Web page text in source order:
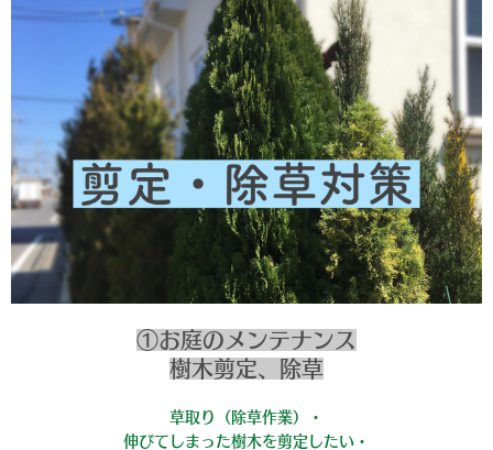
①お庭のメンテナンス
樹木剪定、除草
草取り（除草作業）・
伸びてしまった樹木を剪定したい・